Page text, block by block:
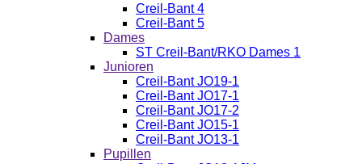
Creil-Bant 4
Creil-Bant 5
Dames
ST Creil-Bant/RKO Dames 1
Junioren
Creil-Bant JO19-1
Creil-Bant JO17-1
Creil-Bant JO17-2
Creil-Bant JO15-1
Creil-Bant JO13-1
Pupillen